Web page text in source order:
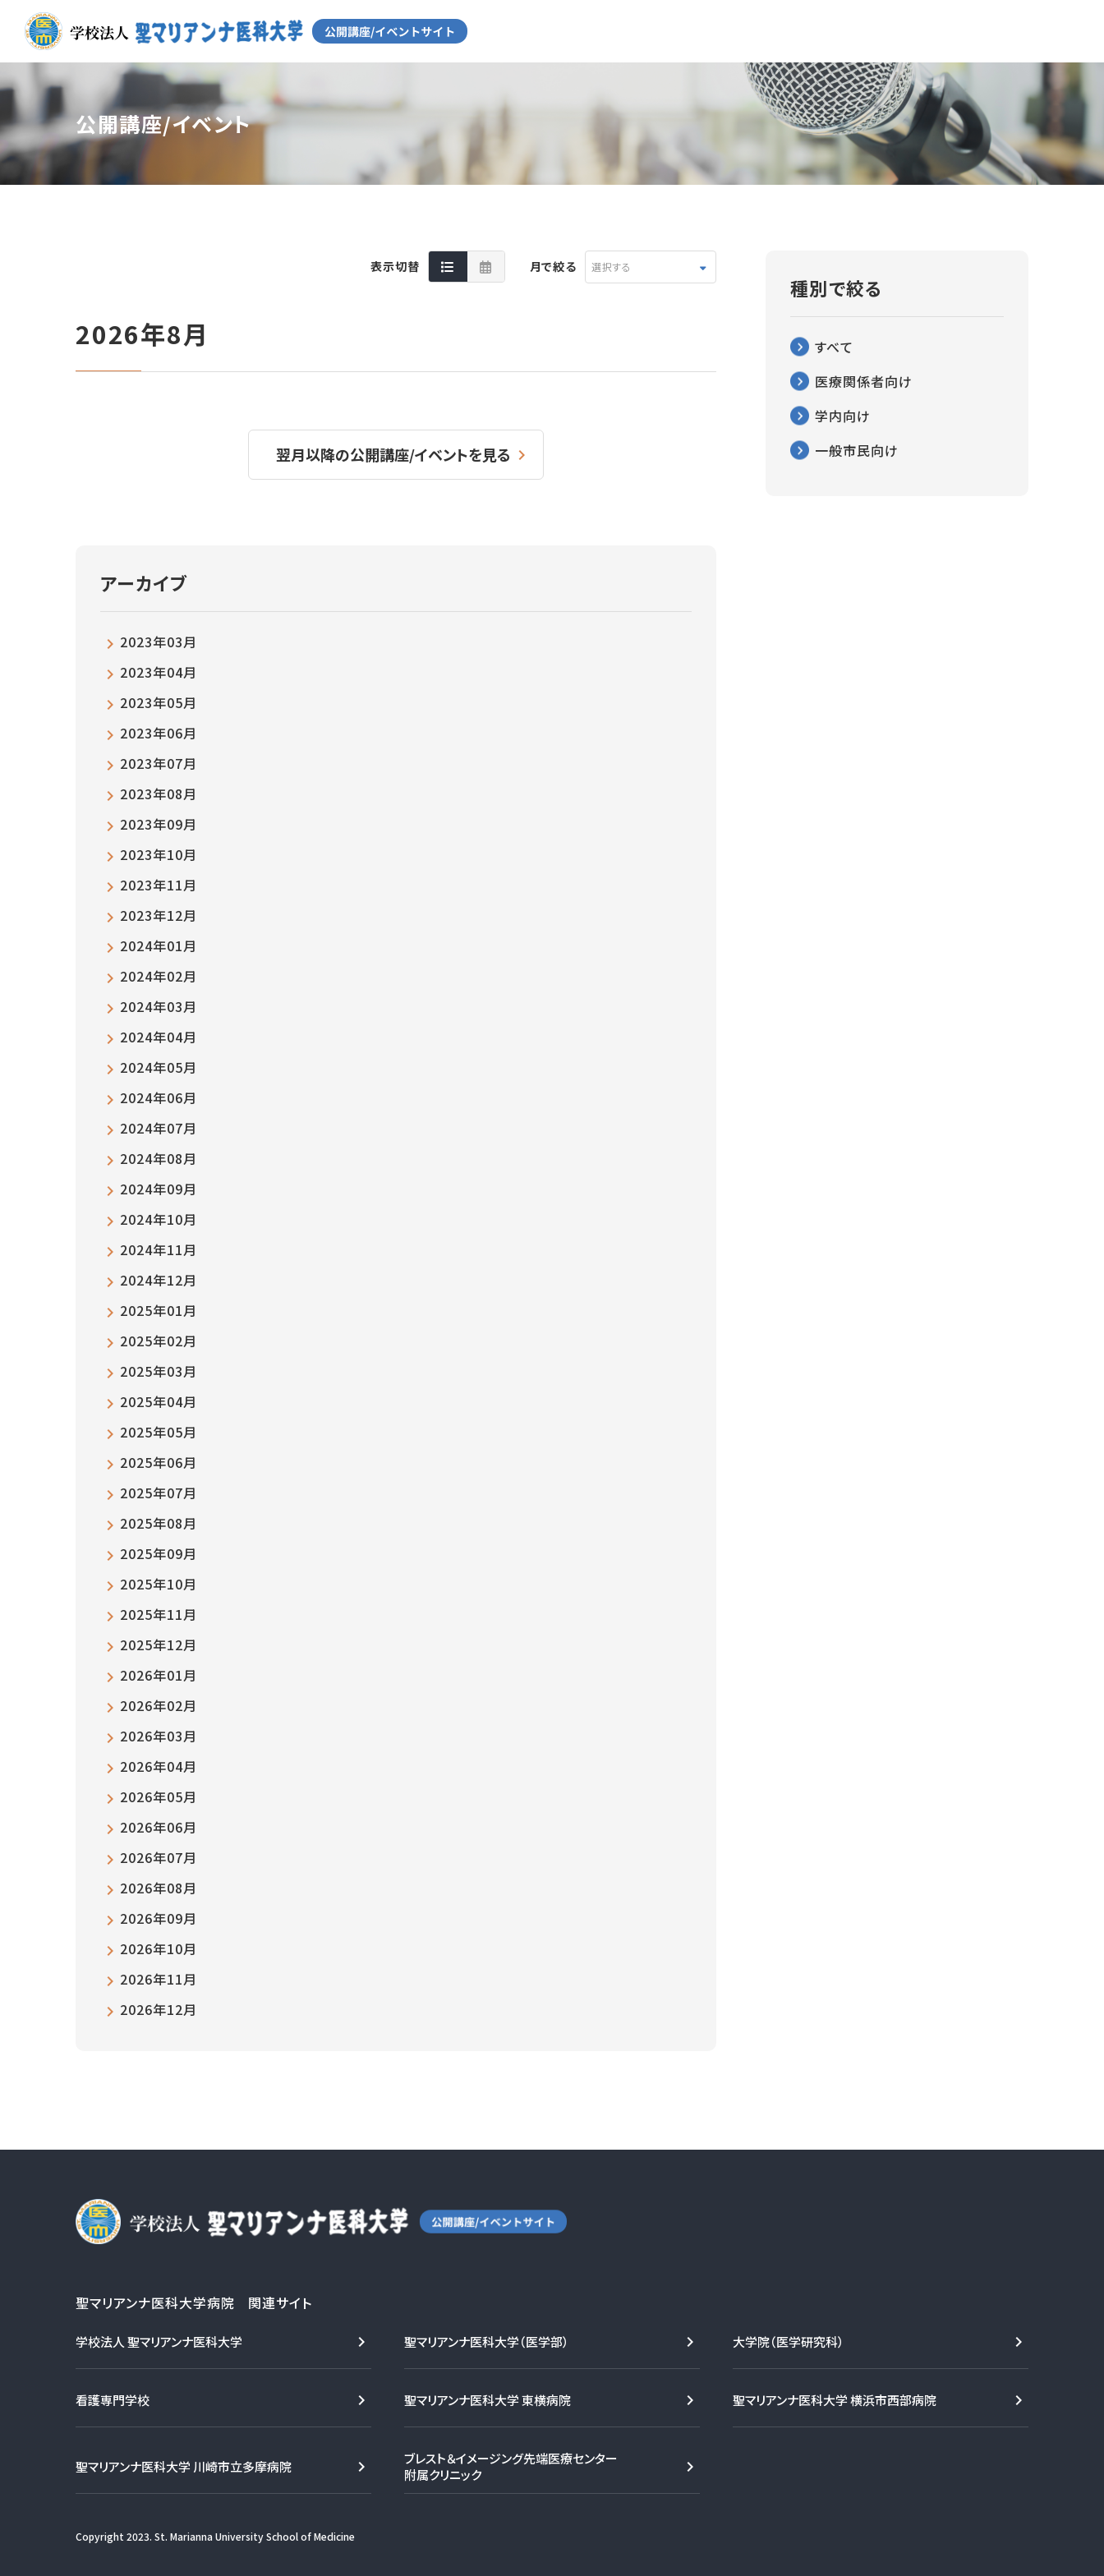
公開講座/イベント
表示切替 月で絞る 選択する
2026年8月
翌月以降の公開講座/イベントを見る
アーカイブ
2023年03月
2023年04月
2023年05月
2023年06月
2023年07月
2023年08月
2023年09月
2023年10月
2023年11月
2023年12月
2024年01月
2024年02月
2024年03月
2024年04月
2024年05月
2024年06月
2024年07月
2024年08月
2024年09月
2024年10月
2024年11月
2024年12月
2025年01月
2025年02月
2025年03月
2025年04月
2025年05月
2025年06月
2025年07月
2025年08月
2025年09月
2025年10月
2025年11月
2025年12月
2026年01月
2026年02月
2026年03月
2026年04月
2026年05月
2026年06月
2026年07月
2026年08月
2026年09月
2026年10月
2026年11月
2026年12月
種別で絞る
すべて
医療関係者向け
学内向け
一般市民向け
聖マリアンナ医科大学病院 関連サイト
学校法人 聖マリアンナ医科大学 聖マリアンナ医科大学（医学部） 大学院（医学研究科）
看護専門学校 聖マリアンナ医科大学 東横病院 聖マリアンナ医科大学 横浜市西部病院
聖マリアンナ医科大学 川崎市立多摩病院
ブレスト＆イメージング先端医療センター
附属クリニック
Copyright 2023. St. Marianna University School of Medicine